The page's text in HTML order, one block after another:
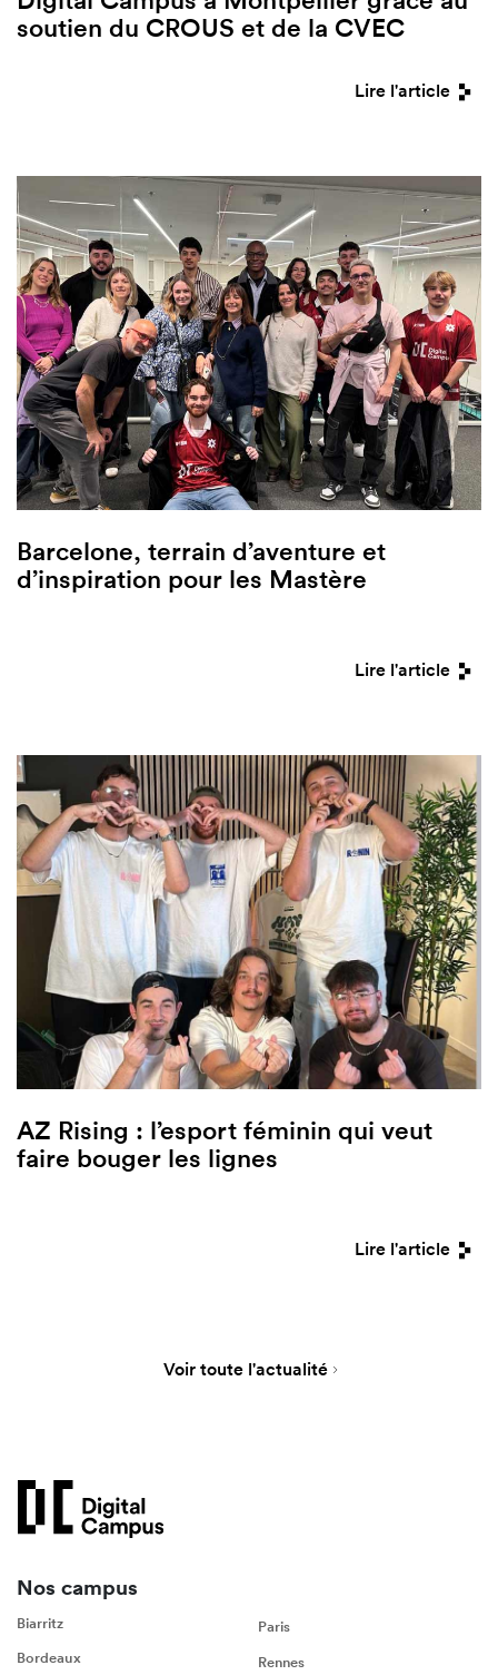
soutien du CROUS et de la CVEC
Lire l'article
Barcelone, terrain d’aventure et
d’inspiration pour les Mastère
Lire l'article
AZ Rising : l’esport féminin qui veut
faire bouger les lignes
Lire l'article
Voir toute l'actualité
Nos campus
Biarritz
Bordeaux
Paris
Rennes